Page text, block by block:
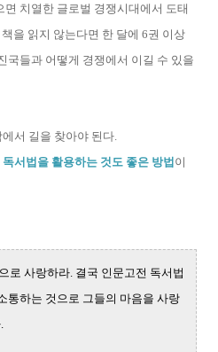
치열한 글로벌 경쟁시대에서 도태
을 읽지 않는다면 한 달에 6권 이상
국들과 어떻게 경쟁에서 이길 수 있을
서 길을 찾아야 된다.
독서법을 활용하는 것도 좋은 방법이
로 사랑하라. 결국 인문고전 독서법
통하는 것으로 그들의 마음을 사랑